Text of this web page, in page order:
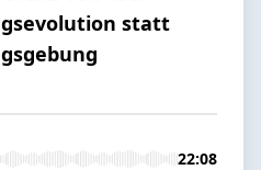
statt
22:08